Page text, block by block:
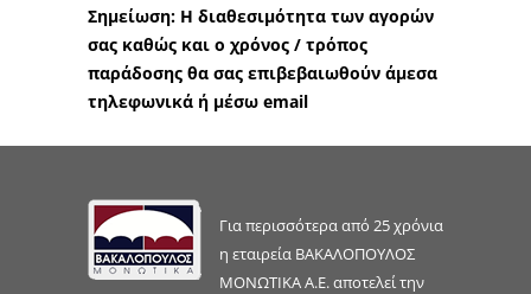
Σημείωση: Η διαθεσιμότητα των αγορών
σας καθώς και ο χρόνος / τρόπος
παράδοσης θα σας επιβεβαιωθούν άμεσα
τηλεφωνικά ή μέσω email
Για περισσότερα από 25 χρόνια
η εταιρεία ΒΑΚΑΛΟΠΟΥΛΟΣ
ΜΟΝΩΤΙΚΑ Α.Ε. αποτελεί την